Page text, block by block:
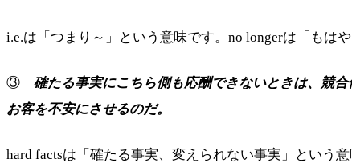
i.e.は「つまり～」という意味です。no longerは「もは
③ 確たる事実にこちら側も応酬できないときは、競
お客を不安にさせるのだ。
hard factsは「確たる事実、変えられない事実」という